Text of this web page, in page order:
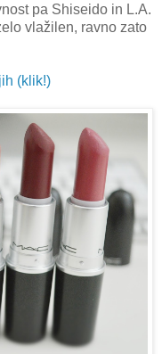
pa Shiseido in L.A.
vlažilen, ravno zato
(klik!)